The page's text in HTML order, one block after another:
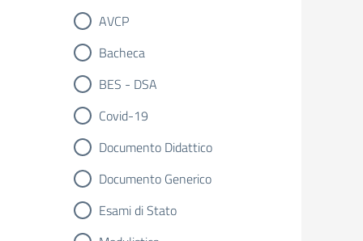
AVCP
Bacheca
BES - DSA
Covid-19
Documento Didattico
Documento Generico
Esami di Stato